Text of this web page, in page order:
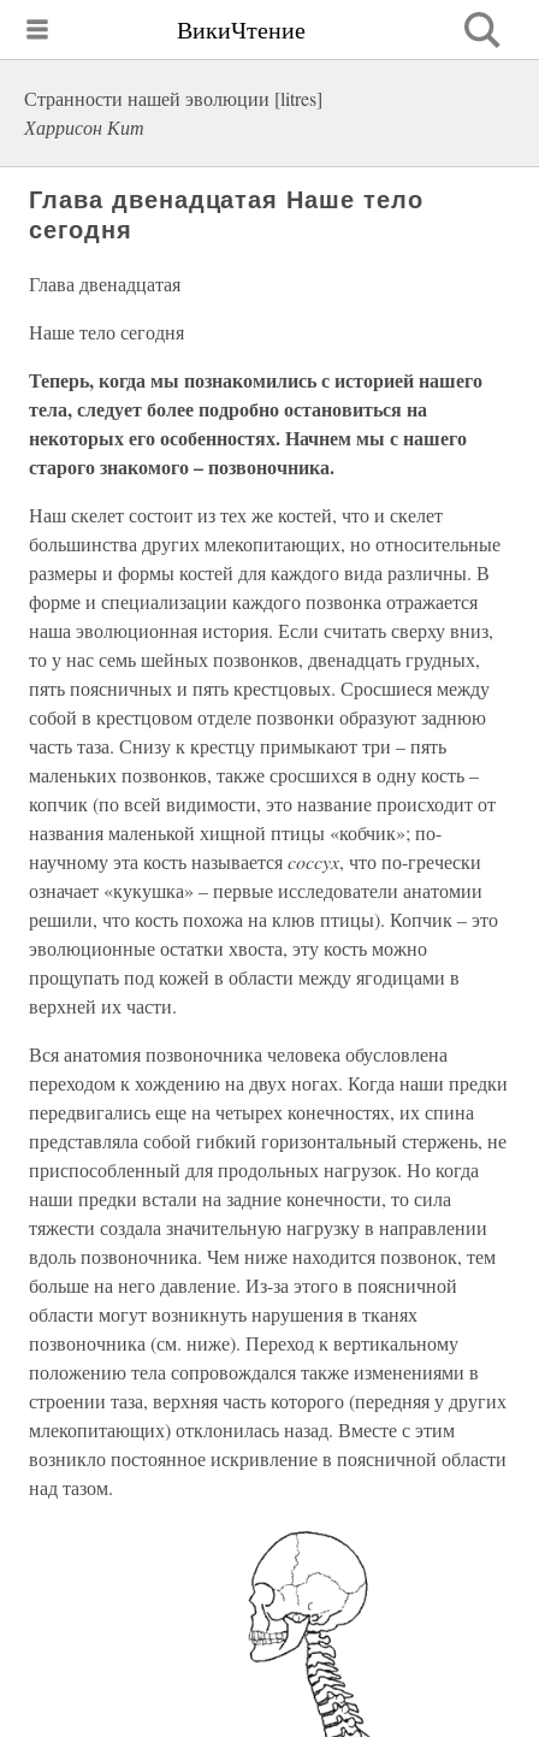
ВикиЧтение
Странности нашей эволюции [litres]
Харрисон Кит
Глава двенадцатая Наше тело
сегодня
Глава двенадцатая
Наше тело сегодня
Теперь, когда мы познакомились с историей нашего
тела, следует более подробно остановиться на
некоторых его особенностях. Начнем мы с нашего
старого знакомого – позвоночника.
Наш скелет состоит из тех же костей, что и скелет
большинства других млекопитающих, но относительные
размеры и формы костей для каждого вида различны. В
форме и специализации каждого позвонка отражается
наша эволюционная история. Если считать сверху вниз,
то у нас семь шейных позвонков, двенадцать грудных,
пять поясничных и пять крестцовых. Сросшиеся между
собой в крестцовом отделе позвонки образуют заднюю
часть таза. Снизу к крестцу примыкают три – пять
маленьких позвонков, также сросшихся в одну кость –
копчик (по всей видимости, это название происходит от
названия маленькой хищной птицы «кобчик»; по-
научному эта кость называетсяcoccyx, что по-гречески
означает «кукушка» – первые исследователи анатомии
решили, что кость похожа на клюв птицы). Копчик – это
эволюционные остатки хвоста, эту кость можно
прощупать под кожей в области между ягодицами в
верхней их части.
Вся анатомия позвоночника человека обусловлена
переходом к хождению на двух ногах. Когда наши предки
передвигались еще на четырех конечностях, их спина
представляла собой гибкий горизонтальный стержень, не
приспособленный для продольных нагрузок. Но когда
наши предки встали на задние конечности, то сила
тяжести создала значительную нагрузку в направлении
вдоль позвоночника. Чем ниже находится позвонок, тем
больше на него давление. Из-за этого в поясничной
области могут возникнуть нарушения в тканях
позвоночника (см. ниже). Переход к вертикальному
положению тела сопровождался также изменениями в
строении таза, верхняя часть которого (передняя у других
млекопитающих) отклонилась назад. Вместе с этим
возникло постоянное искривление в поясничной области
над тазом.